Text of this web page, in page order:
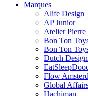
Marques
Alife Design
AP Junior
Atelier Pierre
Bon Ton
Bon Ton
Dutch
Flow
Global
Hachiman